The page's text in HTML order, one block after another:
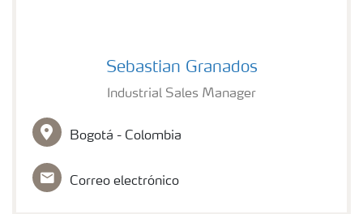
Sebastian Granados
Industrial Sales Manager
Bogotá - Colombia
Correo electrónico